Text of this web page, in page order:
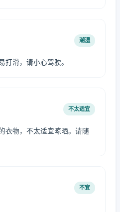
潮湿
打滑，请小心驾驶。
不太适宜
衣物，不太适宜晾晒。请随
不宜